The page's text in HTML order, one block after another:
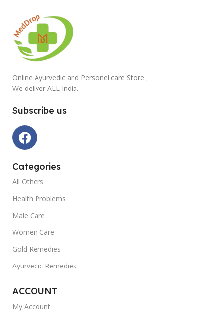
Online Ayurvedic and Personel care Store ,
We deliver ALL India.
Subscribe us
Categories
All Others
Health Problems
Male Care
Women Care
Gold Remedies
Ayurvedic Remedies
ACCOUNT
My Account